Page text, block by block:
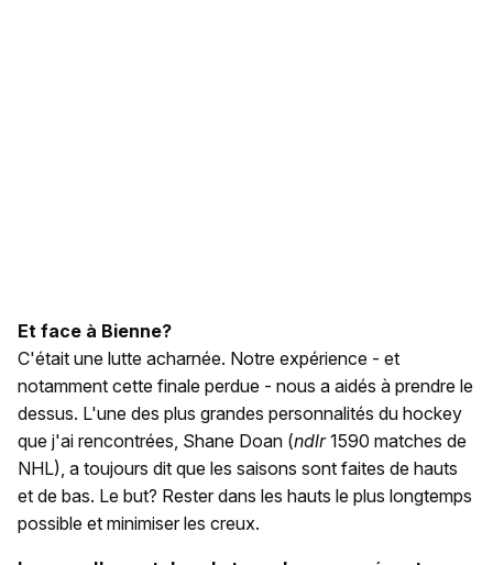
Et face à Bienne?
C'était une lutte acharnée. Notre expérience - et
notamment cette finale perdue - nous a aidés à prendre le
dessus. L'une des plus grandes personnalités du hockey
que j'ai rencontrées, Shane Doan (ndlr1590 matches de
NHL), a toujours dit que les saisons sont faites de hauts
et de bas. Le but? Rester dans les hauts le plus longtemps
possible et minimiser les creux.